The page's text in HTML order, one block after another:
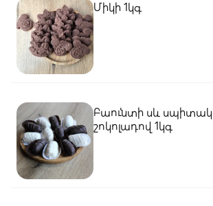
Միկի 1կգ
Բաունտի սև սպիտակ
շոկոլադով 1կգ